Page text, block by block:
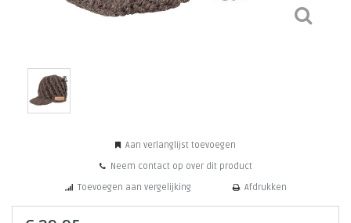
Aan verlanglijst toevoegen
Neem contact op over dit product
Toevoegen aan vergelijking Afdrukken